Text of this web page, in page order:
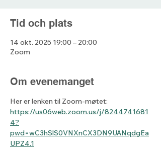
Tid och plats
14 okt. 2025 19:00 – 20:00
Zoom
Om evenemanget
Her er lenken til Zoom-møtet:
https://us06web.zoom.us/j/8244741681
4?
pwd=wC3hSlS0VNXnCX3DN9UANqdgEa
UPZ4.1